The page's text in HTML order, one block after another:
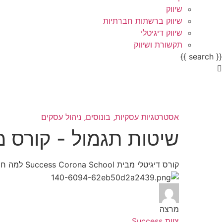
שיווק
שיווק ברשתות חברתיות
שיווק דיגיטלי
תקשורת ושיווק
{{ search }}
אסטרטגיות עסקיות⸲ בונוסים⸲ ניהול עסקים
שיטות תגמול - קורס
קורס דיגיטלי מבית Success Corona School למה חשוב כל כך לתגמל עובדים. איך לגרום לעובדים להתחבר למטרות וליעדים שלך, כדי שיעבדו טוב יותר.
מרצה